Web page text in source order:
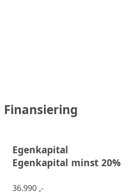
Finansiering
Egenkapital
Egenkapital minst 20%
36.990 ,-